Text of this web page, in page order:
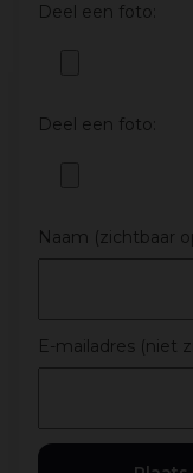
Deel een foto:
Deel een foto:
Naam (zichtbaar
E-mailadres (niet